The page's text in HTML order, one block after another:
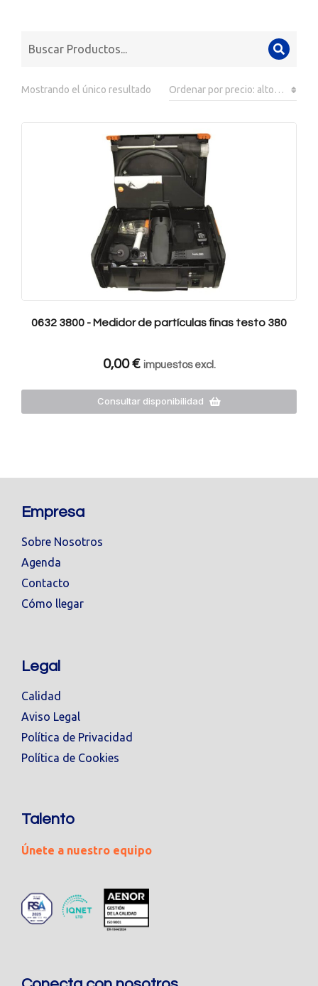
Mostrando el único resultado
0632 3800 - Medidor de partículas finas testo 380
0,00€ impuestos excl.
Consultar disponibilidad
Empresa
Sobre Nosotros
Agenda
Contacto
Cómo llegar
Legal
Calidad
Aviso Legal
Política de Privacidad
Política de Cookies
Talento
Únete a nuestro equipo